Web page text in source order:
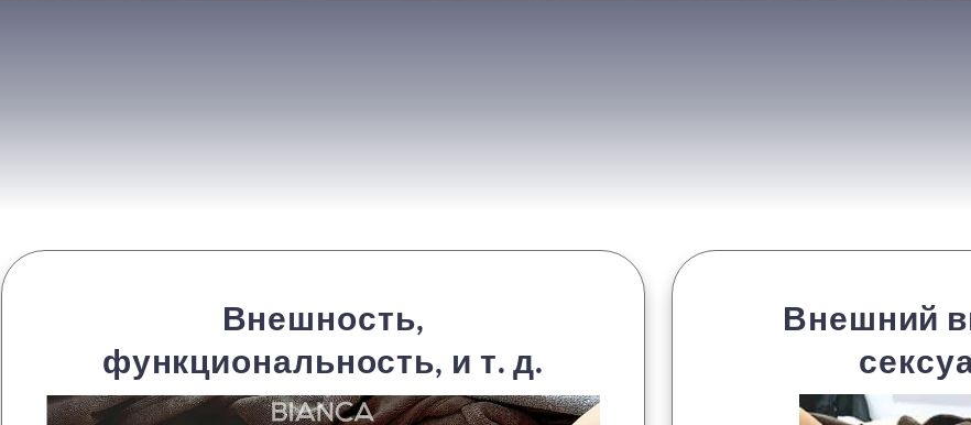
Внешность,
функциональность, и т. д.
Внешний